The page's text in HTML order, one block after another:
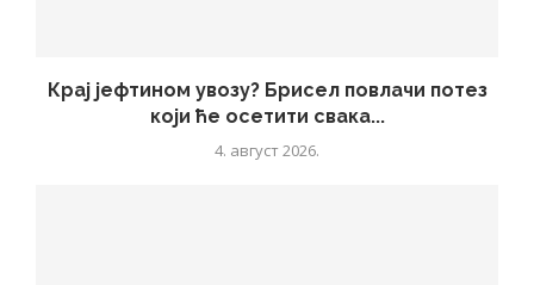
Крај јефтином увозу? Брисел повлачи потез
који ће осетити свака...
4. август 2026.